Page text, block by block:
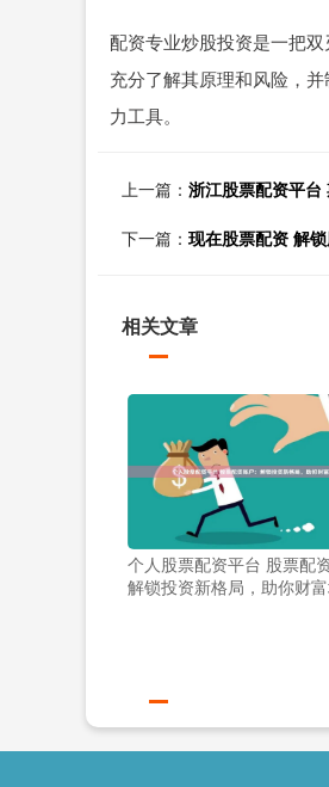
配资专业炒股投资是一把
充分了解其原理和风险，
力工具。
上一篇： 浙江股票配资平台
下一篇： 现在股票配资 解
相关文章
个人股票配资平台 股票配
解锁投资新格局，助你财